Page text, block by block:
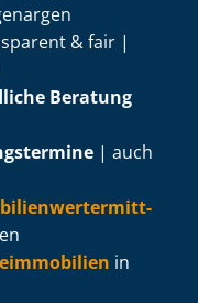
& fair |
Beratung
| auch
in